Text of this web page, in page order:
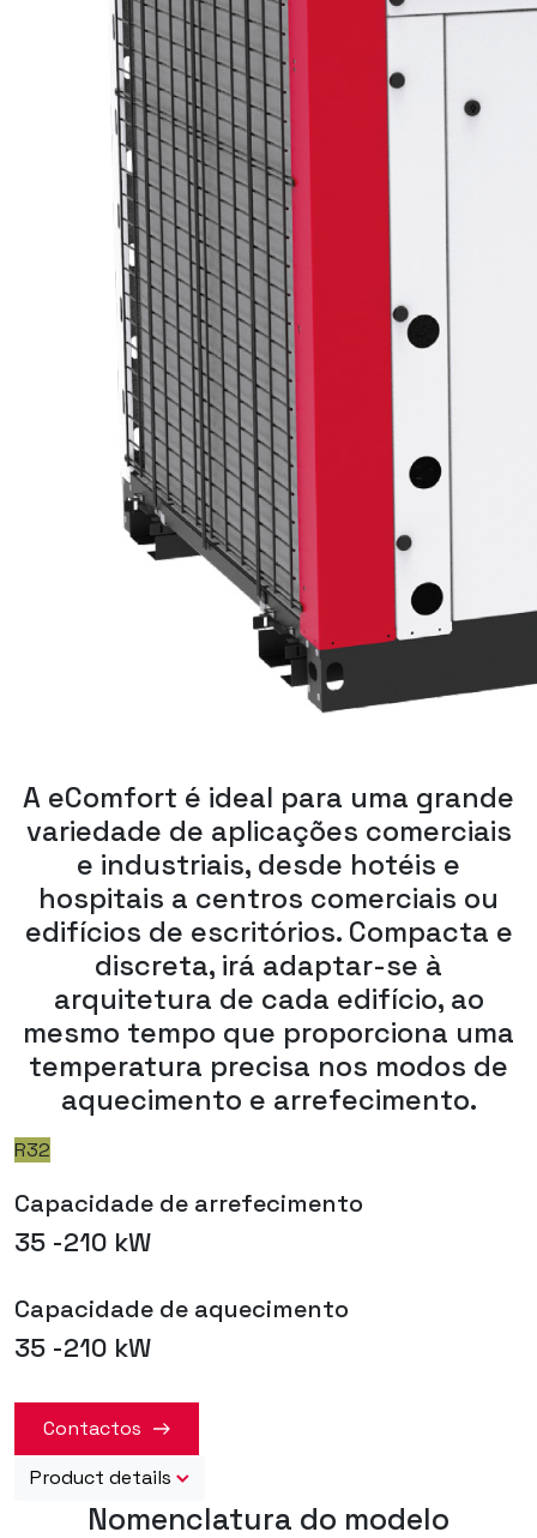
A eComfort é ideal para uma grande
variedade de aplicações comerciais
e industriais, desde hotéis e
hospitais a centros comerciais ou
edifícios de escritórios. Compacta e
discreta, irá adaptar-se à
arquitetura de cada edifício, ao
mesmo tempo que proporciona uma
temperatura precisa nos modos de
aquecimento e arrefecimento.
R32
Capacidade de arrefecimento
35 -210 kW
Capacidade de aquecimento
35 -210 kW
Contactos
Product details
Nomenclatura do modelo